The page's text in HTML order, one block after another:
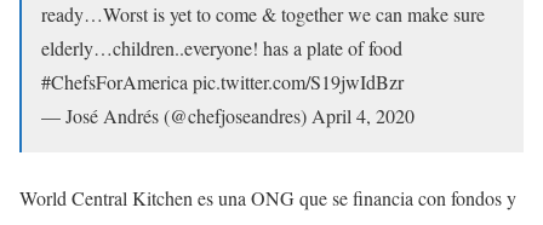
ready…Worst is yet to come & together we can make sure
elderly…children..everyone! has a plate of food
#ChefsForAmerica pic.twitter.com/S19jwIdBzr
— José Andrés (@chefjoseandres) April 4, 2020
World Central Kitchen es una ONG que se financia con fondos y